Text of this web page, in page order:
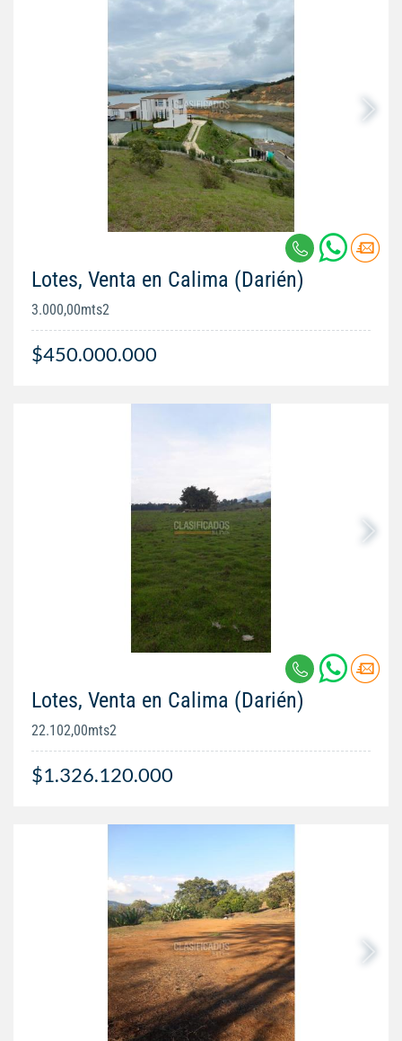
Lotes, Venta en Calima (Darién)
3.000,00mts2
$450.000.000
Lotes, Venta en Calima (Darién)
22.102,00mts2
$1.326.120.000